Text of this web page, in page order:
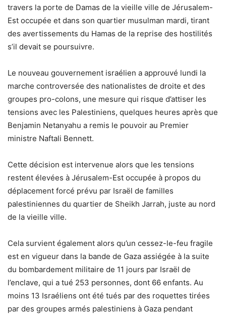
travers la porte de Damas de la vieille ville de Jérusalem-
Est occupée et dans son quartier musulman mardi, tirant
des avertissements du Hamas de la reprise des hostilités
s’il devait se poursuivre.
Le nouveau gouvernement israélien a approuvé lundi la
marche controversée des nationalistes de droite et des
groupes pro-colons, une mesure qui risque d’attiser les
tensions avec les Palestiniens, quelques heures après que
Benjamin Netanyahu a remis le pouvoir au Premier
ministre Naftali Bennett.
Cette décision est intervenue alors que les tensions
restent élevées à Jérusalem-Est occupée à propos du
déplacement forcé prévu par Israël de familles
palestiniennes du quartier de Sheikh Jarrah, juste au nord
de la vieille ville.
Cela survient également alors qu’un cessez-le-feu fragile
est en vigueur dans la bande de Gaza assiégée à la suite
du bombardement militaire de 11 jours par Israël de
l’enclave, qui a tué 253 personnes, dont 66 enfants. Au
moins 13 Israéliens ont été tués par des roquettes tirées
par des groupes armés palestiniens à Gaza pendant